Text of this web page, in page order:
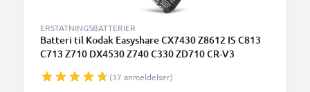
ERSTATNINGSBATTERIER
Batteri til Kodak Easyshare CX7430 Z8612 IS C813
C713 Z710 DX4530 Z740 C330 ZD710 CR-V3
(37 anmeldelser)